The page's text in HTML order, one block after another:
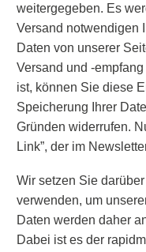
weitergegeben. Es
Versand notwendigen
Daten von unserer
Versand und -
ist, können Sie diese
Speicherung Ihrer
Gründen widerrufen.
Link”, der im
Wir setzen Sie
verwenden, um
Daten werden daher
Dabei ist es der